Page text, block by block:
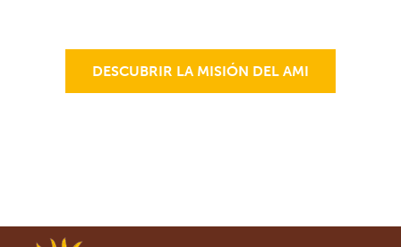
DESCUBRIR LA MISIÓN DEL AMI